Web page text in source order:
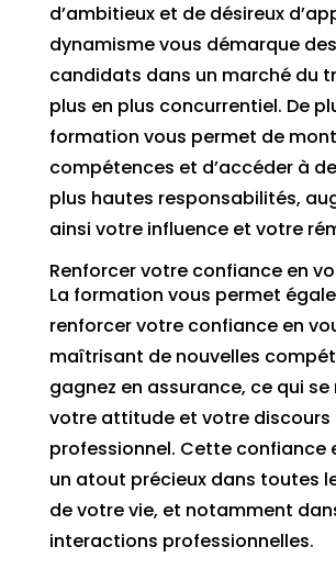
d’ambitieux et de désireux
dynamisme vous démarque
candidats dans un marché du
plus en plus concurrentiel. De
formation vous permet de
compétences et d’accéder à
plus hautes responsabilités,
ainsi votre influence et votre
Renforcer votre confiance en
La formation vous permet
renforcer votre confiance en
maîtrisant de nouvelles
gagnez en assurance, ce qui
votre attitude et votre discours
professionnel. Cette confiance
un atout précieux dans toutes
de votre vie, et notamment
interactions professionnelles.